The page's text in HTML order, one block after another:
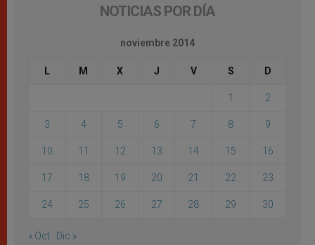
NOTICIAS POR DÍA
noviembre 2014
L M X J V S D
1 2
3 4 5 6 7 8 9
10 11 12 13 14 15 16
17 18 19 20 21 22 23
24 25 26 27 28 29 30
« Oct Dic »